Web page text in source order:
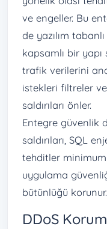
ve engeller. Bu
de yazılım
kapsamlı bir yapı
trafik verilerini
istekleri filtreler
saldırıları önler.
Entegre güvenlik
saldırıları, SQL
tehditler minimum
uygulama
bütünlüğü korunur.
DDoS